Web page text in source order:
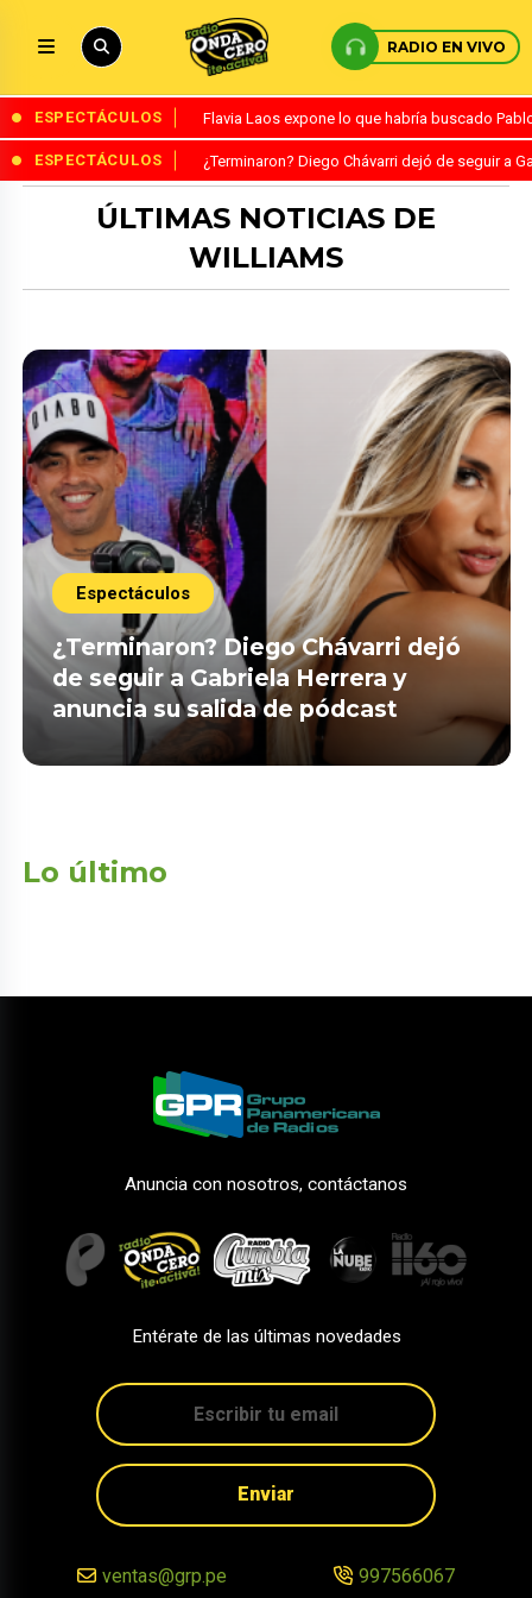
RADIO EN VIVO
ESPECTÁCULOS Flavia Laos expone lo que habría buscado
ESPECTÁCULOS ¿Terminaron? Diego Chávarri dejó de seguir a
ÚLTIMAS NOTICIAS DE
WILLIAMS
Espectáculos
¿Terminaron? Diego Chávarri dejó
de seguir a Gabriela Herrera y
anuncia su salida de pódcast
Lo último
Anuncia con nosotros, contáctanos
Entérate de las últimas novedades
Enviar
ventas@grp.pe 997566067